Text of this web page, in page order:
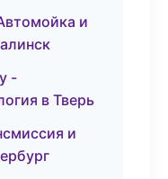
и
-
в Тверь
и